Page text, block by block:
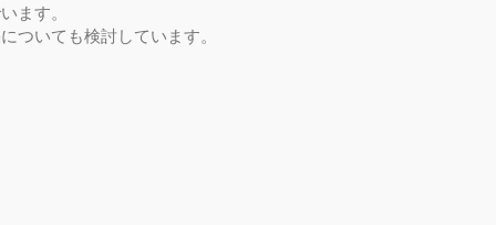
ます。
ついても検討しています。